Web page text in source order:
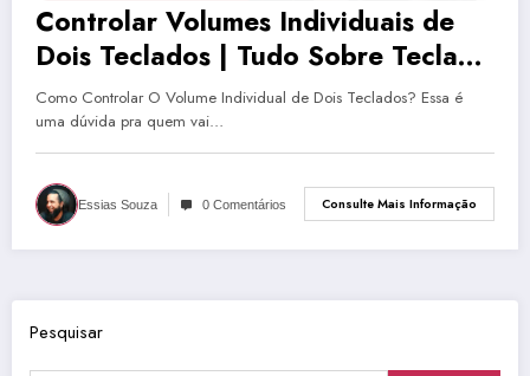
Controlar Volumes Individuais de
Dois Teclados | Tudo Sobre Teclado
Musical #30
Como Controlar O Volume Individual de Dois Teclados? Essa é
uma dúvida pra quem vai…
Essias Souza 0 Comentários Consulte Mais Informação
Pesquisar